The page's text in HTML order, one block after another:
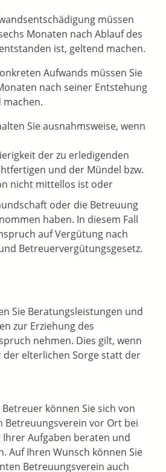
müssen
Monaten nach Ablauf des
ist, geltend machen.
Aufwands müssen Sie
nach seiner Entstehung
Sie ausnahmsweise, wenn
der zu erledigenden
und der Mündel bzw.
nicht mittellos ist oder
oder die Betreuung
haben. In diesem Fall
auf Vergütung nach
Betreuervergütungsgesetz.
Sie Beratungsleistungen und
zur Erziehung des
nehmen. Dies gilt, wenn
der elterlichen Sorge statt der
können Sie sich von
Betreuungsverein vor Ort bei
Aufgaben beraten und
Auf Ihren Wunsch können Sie
Betreuungsverein auch